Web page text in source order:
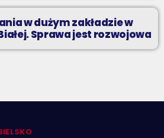
w dużym zakładzie w
Sprawa jest rozwojowa